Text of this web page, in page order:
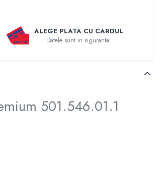
ALEGE PLATA CU CARDUL
Datele sunt in siguranta!
501.546.01.1